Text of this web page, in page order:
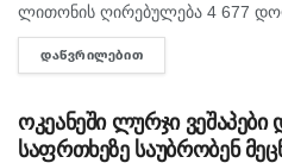
ლითონის ღირებულება 4 677
ჭრილში ძვირფასი ლითონის
წარმოადგენს. რაც შეეხება...
ᲓᲐᲬᲕᲠᲘᲚᲔᲑᲘᲗ
ოკეანეში ლურჯი
საფრთხეზე საუბრობენ